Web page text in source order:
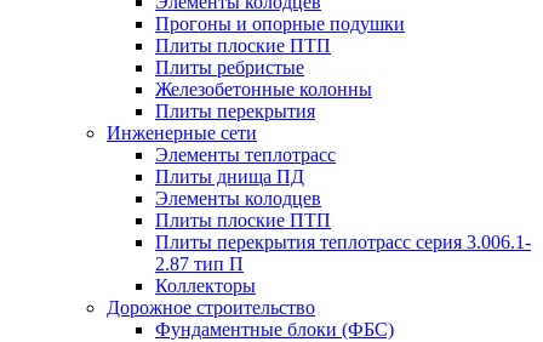
Прогоны и опорные подушки
Плиты плоские ПТП
Плиты ребристые
Железобетонные колонны
Плиты перекрытия
Инженерные сети
Элементы теплотрасс
Плиты днища ПД
Элементы колодцев
Плиты плоские ПТП
Плиты перекрытия теплотрасс серия 3.006.1-
2.87 тип П
Коллекторы
Дорожное строительство
Фундаментные блоки (ФБС)